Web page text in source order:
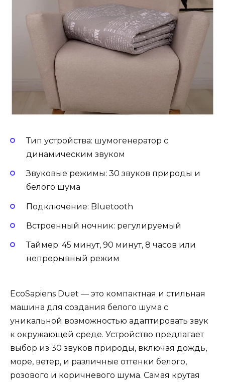
Тип устройства: шумогенератор с
динамическим звуком
Звуковые режимы: 30 звуков природы и
белого шума
Подключение: Bluetooth
Встроенный ночник: регулируемый
Таймер: 45 минут, 90 минут, 8 часов или
непрерывный режим
EcoSapiens Duet — это компактная и стильная
машина для создания белого шума с
уникальной возможностью адаптировать звук
к окружающей среде. Устройство предлагает
выбор из 30 звуков природы, включая дождь,
море, ветер, и различные оттенки белого,
розового и коричневого шума. Самая крутая